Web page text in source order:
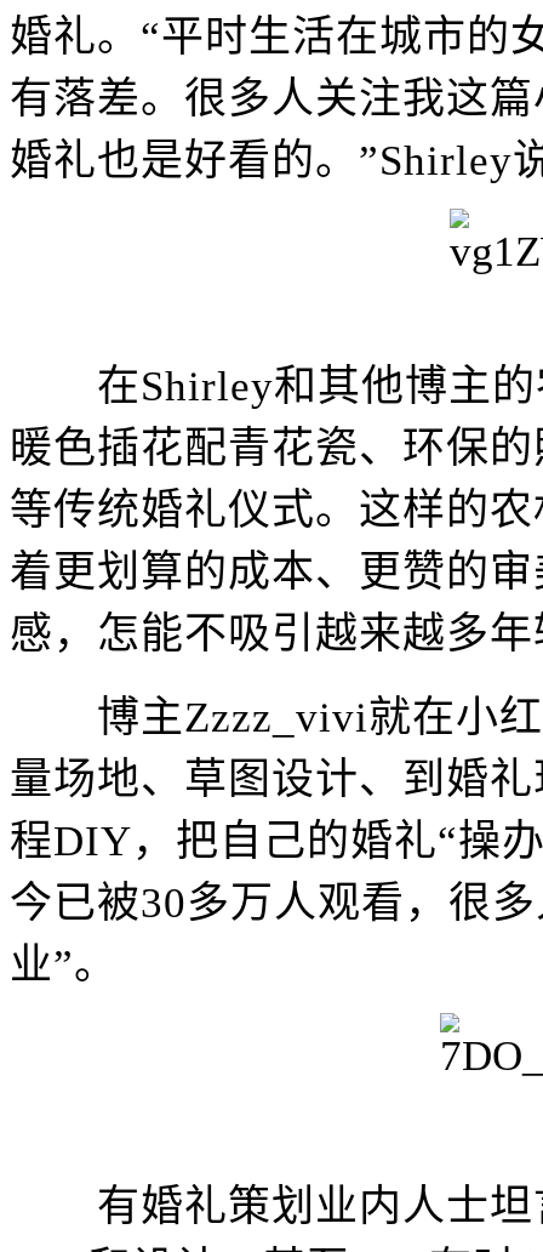
婚礼。“平时生活在城市的
有落差。很多人关注我这
婚礼也是好看的。”Shirley
在Shirley和其他博主的
暖色插花配青花瓷、环保
等传统婚礼仪式。这样的
着更划算的成本、更赞的
感，怎能不吸引越来越多
博主Zzzz_vivi就在小红
量场地、草图设计、到婚
程DIY，把自己的婚礼“操
今已被30多万人观看，很
业”。
有婚礼策划业内人士坦